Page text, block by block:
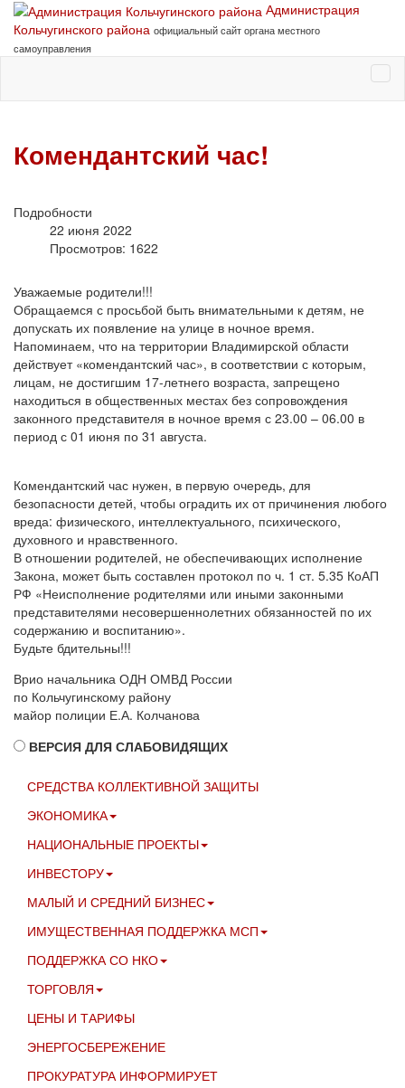
Администрация
Кольчугинского района официальный сайт органа местного
самоуправления
Комендантский час!
Подробности
22 июня 2022
Просмотров: 1622
Уважаемые родители!!!
Обращаемся с просьбой быть внимательными к детям, не
допускать их появление на улице в ночное время.
Напоминаем, что на территории Владимирской области
действует «комендантский час», в соответствии с которым,
лицам, не достигшим 17-летнего возраста, запрещено
находиться в общественных местах без сопровождения
законного представителя в ночное время с 23.00 – 06.00 в
период с 01 июня по 31 августа.
Комендантский час нужен, в первую очередь, для
безопасности детей, чтобы оградить их от причинения любого
вреда: физического, интеллектуального, психического,
духовного и нравственного.
В отношении родителей, не обеспечивающих исполнение
Закона, может быть составлен протокол по ч. 1 ст. 5.35 КоАП
РФ «Неисполнение родителями или иными законными
представителями несовершеннолетних обязанностей по их
содержанию и воспитанию».
Будьте бдительны!!!
Врио начальника ОДН ОМВД России
по Кольчугинскому району
майор полиции Е.А. Колчанова
ВЕРСИЯ ДЛЯ СЛАБОВИДЯЩИХ
СРЕДСТВА КОЛЛЕКТИВНОЙ ЗАЩИТЫ
ЭКОНОМИКА
НАЦИОНАЛЬНЫЕ ПРОЕКТЫ
ИНВЕСТОРУ
МАЛЫЙ И СРЕДНИЙ БИЗНЕС
ИМУЩЕСТВЕННАЯ ПОДДЕРЖКА МСП
ПОДДЕРЖКА СО НКО
ТОРГОВЛЯ
ЦЕНЫ И ТАРИФЫ
ЭНЕРГОСБЕРЕЖЕНИЕ
ПРОКУРАТУРА ИНФОРМИРУЕТ